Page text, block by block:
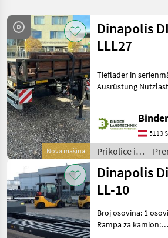
Kategorija 4 Država Filtri
TRENUTNA
STAZA
Poljoprivredna
tehnika
Prikolice I
Transportna
Vozila
Niski
Utovarivaci
Dinapolis
ODABERITE
KATEGORIJU
Poništi
Prikaži 5
rezultata
Nova mašina
Dinapolis
LLL27
Tieflader in
Ausrüstung
6500 mm Länge des
geneigten Hecks
Breite der Pla
5113
Prikolice i
transportna
vozila /
Dinapolis
Dinapolis
LL-10
Broj osovina: 1
Rampa za kamion: